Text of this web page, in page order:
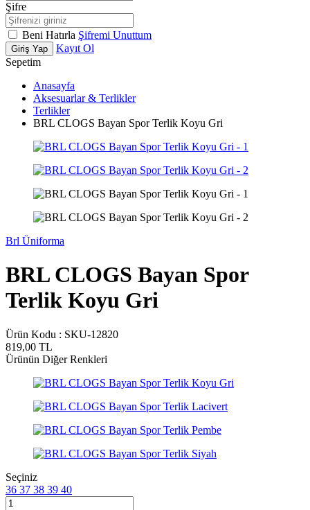
Şifre
Beni Hatırla Şifremi Unuttum
Giriş Yap
Kayıt Ol
Sepetim
Anasayfa
Aksesuarlar & Terlikler
Terlikler
BRL CLOGS Bayan Spor Terlik Koyu Gri
Brl Üniforma
BRL CLOGS Bayan Spor
Terlik Koyu Gri
Ürün Kodu : SKU-12820
819,00 TL
Ürünün Diğer Renkleri
Seçiniz
36 37 38 39 40